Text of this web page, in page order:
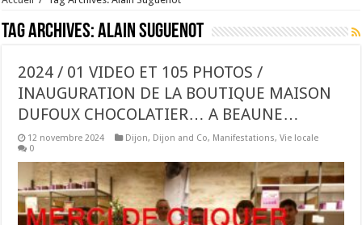
Tag Archives:Alain Suguenot
2024 / 01 VIDEO ET 105 PHOTOS /
INAUGURATION DE LA BOUTIQUE MAISON
DUFOUX CHOCOLATIER… A BEAUNE…
12 novembre 2024 Dijon, Dijon and Co, Manifestations,Vie locale
0